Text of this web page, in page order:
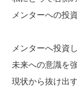
メンターへの投
メンターへ投資
未来への意識を
現状から抜け出